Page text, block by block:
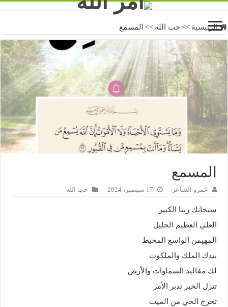
الرئيسية >> حب الله >> المسمع
المسمع
عمرو الشاعر 17 سبتمبر، 2024 حب الله
سبحانك ربنا الكبير
العلي العظيم الجليل
المهيمن الواسع المحيط
بيدك الملك والملكوت
لك مقاليد السماوات والأرض
تنزل الخير تدبر الأمر
تخرج الحي من الميت